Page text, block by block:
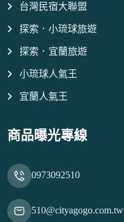
台灣民宿大聯盟
探索．小琉球旅遊
探索．宜蘭旅遊
小琉球人氣王
宜蘭人氣王
商品曝光專線
0973092510
510@cityagogo.com.tw